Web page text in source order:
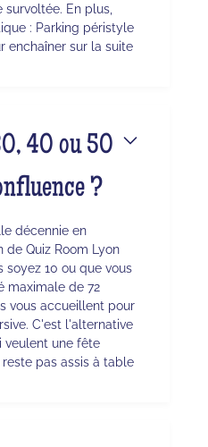
En plus,
: Parking péristyle
enchaîner sur la suite
40 ou 50
?
décennie en
Quiz Room Lyon
soyez 10 ou que vous
maximale de 72
vous accueillent pour
C'est l'alternative
veulent une fête
pas assis à table